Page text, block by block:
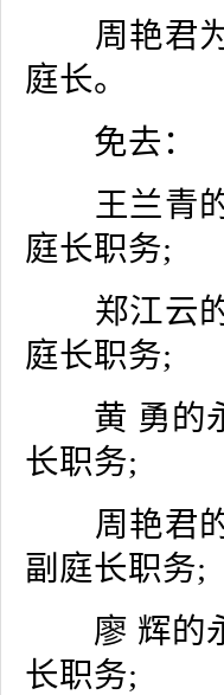
周艳君为
庭长。
免去：
王兰青的
庭长职务;
郑江云的
庭长职务;
黄 勇的永
长职务;
周艳君的
副庭长职务;
廖 辉的永
长职务;